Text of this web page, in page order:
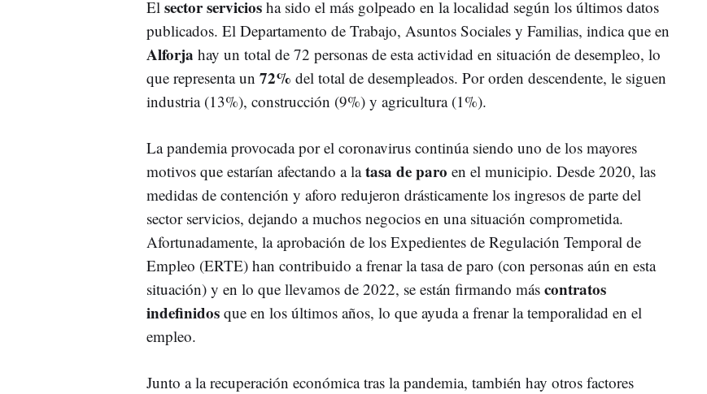
El sector servicios ha sido el más golpeado en la localidad según los últimos datos
publicados. El Departamento de Trabajo, Asuntos Sociales y Familias, indica que en
Alforja hay un total de 72 personas de esta actividad en situación de desempleo, lo
que representa un 72% del total de desempleados. Por orden descendente, le siguen
industria (13%), construcción (9%) y agricultura (1%).
La pandemia provocada por el coronavirus continúa siendo uno de los mayores
motivos que estarían afectando a latasa de paro en el municipio. Desde 2020, las
medidas de contención y aforo redujeron drásticamente los ingresos de parte del
sector servicios, dejando a muchos negocios en una situación comprometida.
Afortunadamente, la aprobación de los Expedientes de Regulación Temporal de
Empleo (ERTE) han contribuido a frenar la tasa de paro (con personas aún en esta
situación) y en lo que llevamos de 2022, se están firmando más contratos
indefinidos que en los últimos años, lo que ayuda a frenar la temporalidad en el
empleo.
Junto a la recuperación económica tras la pandemia, también hay otros factores